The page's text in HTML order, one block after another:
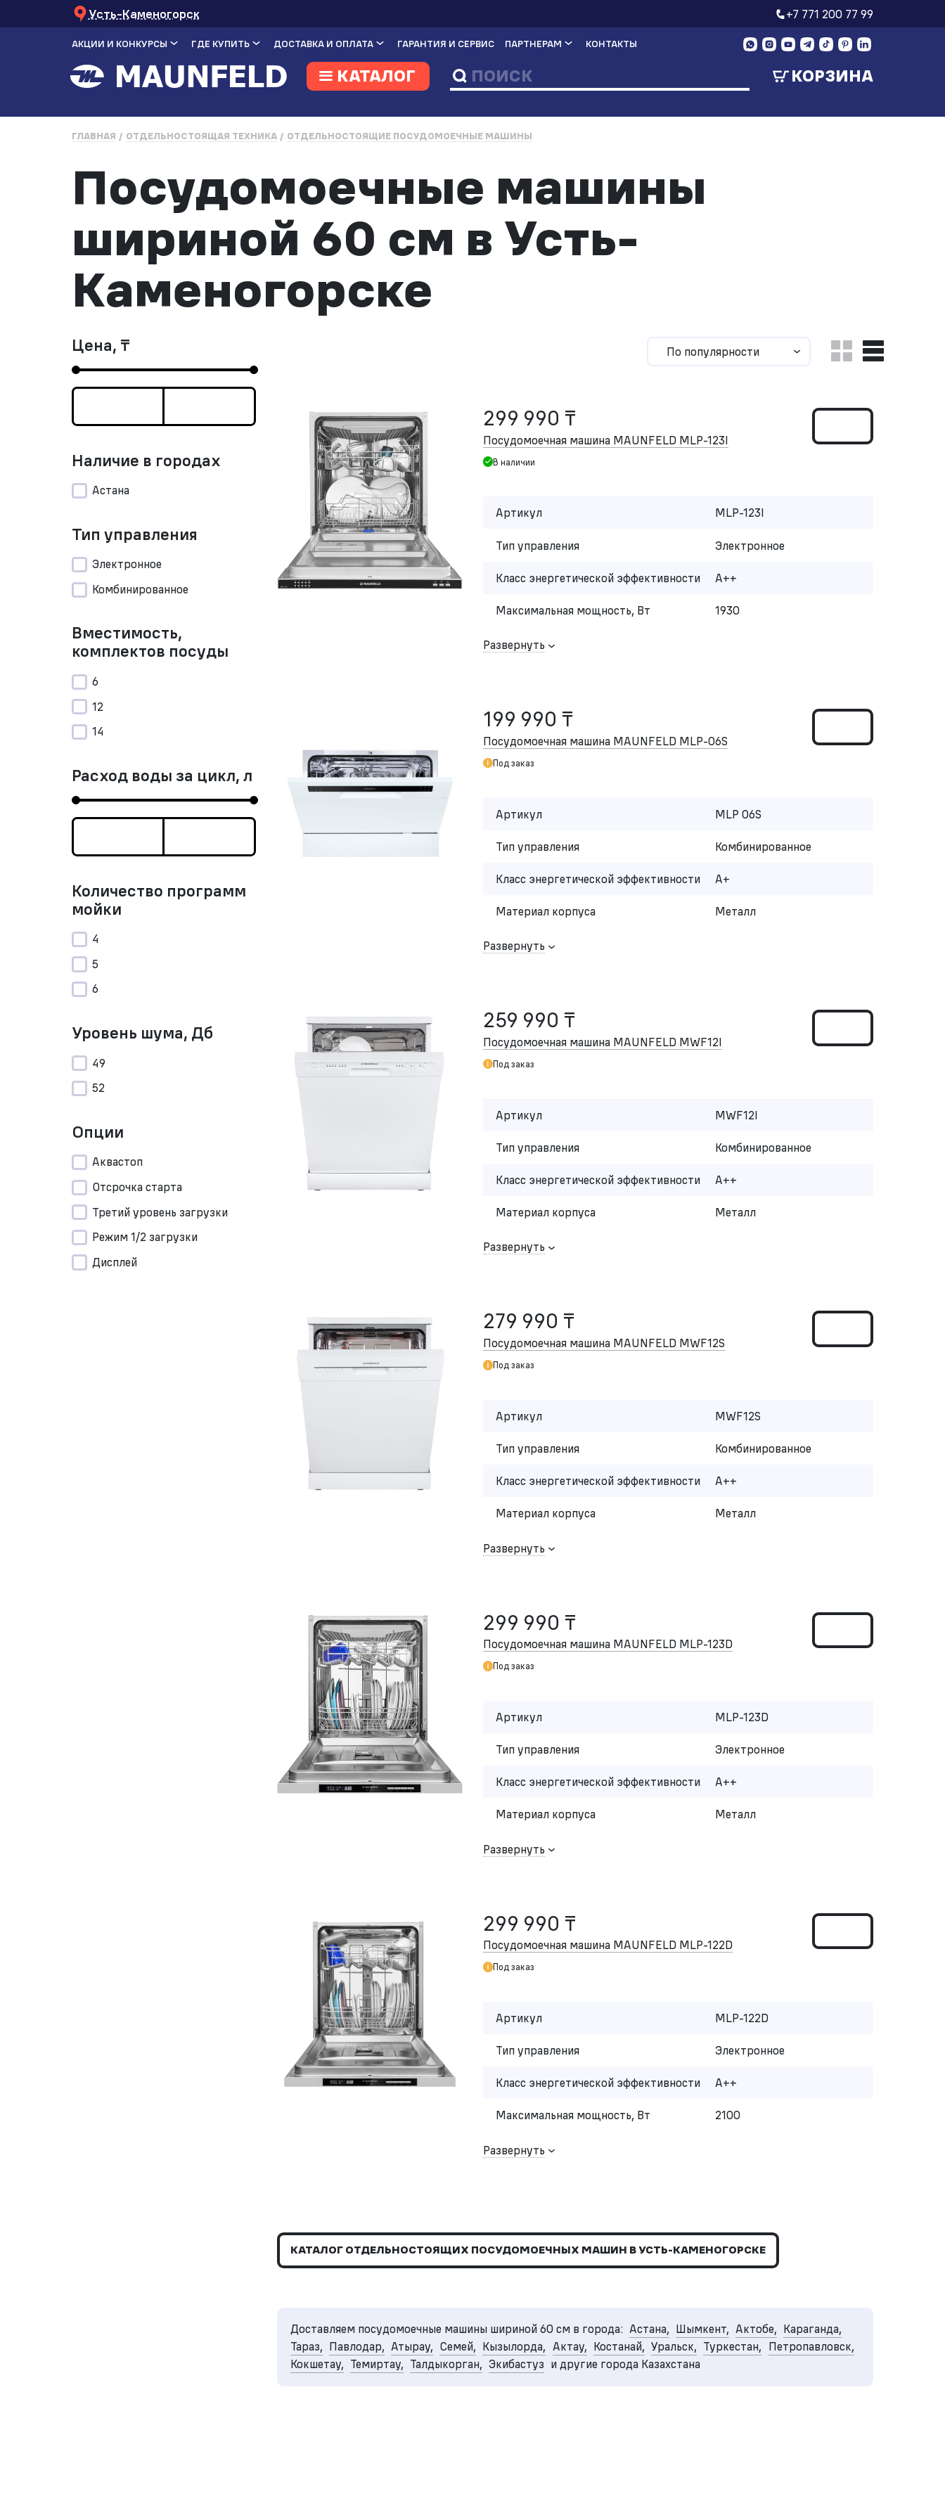
Усть-Каменогорск +7 771 200 77 99
АКЦИИ И КОНКУРСЫ ГДЕ КУПИТЬ ДОСТАВКА И ОПЛАТА ГАРАНТИЯ И СЕРВИС ПАРТНЕРАМ КОНТАКТЫ
КАТАЛОГ КОРЗИНА
ГЛАВНАЯ ОТДЕЛЬНОСТОЯЩАЯ ТЕХНИКА ОТДЕЛЬНОСТОЯЩИЕ ПОСУДОМОЕЧНЫЕ МАШИНЫ
Посудомоечные машины
шириной 60 см в Усть-
Каменогорске
Цена, ₸
Наличие в городах
Астана
Тип управления
Электронное
Комбинированное
Вместимость,
комплектов посуды
6
12
14
Расход воды за цикл, л
Количество программ
мойки
4
5
6
Уровень шума, Дб
49
52
Опции
Аквастоп
Отсрочка старта
Третий уровень загрузки
Режим 1/2 загрузки
Дисплей
По популярности
299 990 ₸
Посудомоечная машина MAUNFELD MLP-123I
В наличии
Артикул MLP-123I
Тип управления Электронное
Класс энергетической эффективности A++
Максимальная мощность, Вт 1930
Развернуть
199 990 ₸
Посудомоечная машина MAUNFELD MLP-06S
Под заказ
Артикул MLP 06S
Тип управления Комбинированное
Класс энергетической эффективности A+
Материал корпуса Металл
Развернуть
259 990 ₸
Посудомоечная машина MAUNFELD MWF12I
Под заказ
Артикул MWF12I
Тип управления Комбинированное
Класс энергетической эффективности A++
Материал корпуса Металл
Развернуть
279 990 ₸
Посудомоечная машина MAUNFELD MWF12S
Под заказ
Артикул MWF12S
Тип управления Комбинированное
Класс энергетической эффективности A++
Материал корпуса Металл
Развернуть
299 990 ₸
Посудомоечная машина MAUNFELD MLP-123D
Под заказ
Артикул MLP-123D
Тип управления Электронное
Класс энергетической эффективности A++
Материал корпуса Металл
Развернуть
299 990 ₸
Посудомоечная машина MAUNFELD MLP-122D
Под заказ
Артикул MLP-122D
Тип управления Электронное
Класс энергетической эффективности A++
Максимальная мощность, Вт 2100
Развернуть
КАТАЛОГ ОТДЕЛЬНОСТОЯЩИХ ПОСУДОМОЕЧНЫХ МАШИН В УСТЬ-КАМЕНОГОРСКЕ
Доставляем посудомоечные машины шириной 60 см в города: Астана, Шымкент, Актобе, Караганда,
Тараз, Павлодар, Атырау, Семей, Кызылорда, Актау, Костанай, Уральск, Туркестан, Петропавловск,
Кокшетау, Темиртау, Талдыкорган, Экибастуз и другие города Казахстана